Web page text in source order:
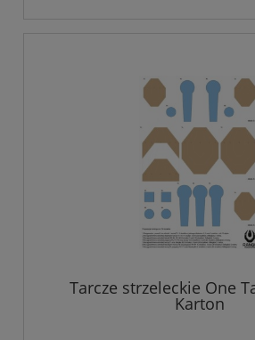
Tarcze strzeleckie One
Karton